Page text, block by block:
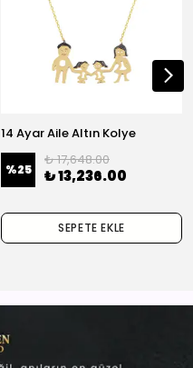
14 Ayar Aile Altın Kolye
%25
₺ 17,648.00
₺ 13,236.00
SEPETE EKLE